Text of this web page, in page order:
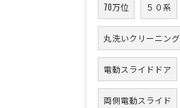
70万位 ５０系
丸洗いクリーニング
電動スライドドア
両側電動スライド